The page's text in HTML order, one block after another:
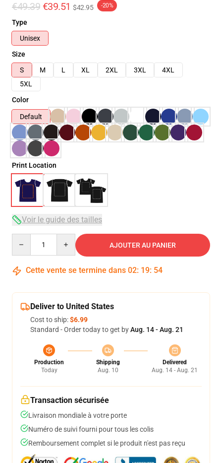
€49.39 €39.51 $42.95 -20%
Type
Unisex
Size
S
M L XL 2XL 3XL
4XL
5XL
Color
Default
Print Location
Voir le guide des tailles
AJOUTER AU PANIER
Cette vente se termine dans 02: 19: 54
Deliver to United States
Cost to ship:$6.99
Standard - Order today to get byAug. 14 - Aug. 21
Production
Today
Shipping
Aug. 10
Delivered
Aug. 14 - Aug. 21
Transaction sécurisée
Livraison mondiale à votre porte
Numéro de suivi fourni pour tous les colis
Remboursement complet si le produit n'est pas reçu